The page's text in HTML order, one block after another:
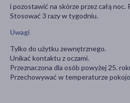
i pozostawić na skórze przez całą noc.
Stosować 3 razy w tygodniu.
Uwagi
Tylko do użytku zewnętrznego.
Unikać kontaktu z oczami.
Przeznaczona dla osób powyżej 25.
Przechowywać w temperaturze